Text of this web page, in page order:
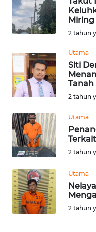
Miring
2 tahun
Utama
Siti
Tanah
2 tahun
Utama
2 tahun
Utama
2 tahun
OPINI
Informasi
INDEKS
BERITA
KONTAK
KAMI
INFO
IKLAN
KAMI
PEDOMAN
MEDIA